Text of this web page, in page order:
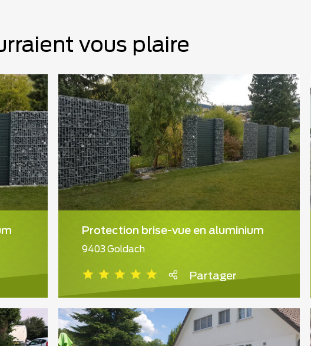
vous plaire
Protection brise-vue en aluminium
9403 Goldach
Partager